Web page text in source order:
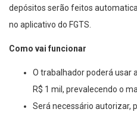
depósitos serão feitos
no aplicativo do FGTS.
Como vai funcionar
O trabalhador poderá usar
R$ 1 mil, prevalecendo o
Será necessário autorizar,